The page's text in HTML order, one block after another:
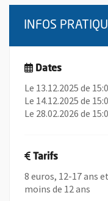
INFOS
Dates
Le 13.12.2025 de
Le 14.12.2025 de
Le 28.02.2026 de
Tarifs
8 euros, 12-17 ans
moins de 12 ans